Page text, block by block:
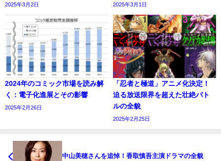
2025年3月2日 2025年3月1日
2024年のコミック市場を読み解
く：電子化進展とその影響
2025年2月26日
「忍者と極道」アニメ化決定！
迫る放送限界を超えた壮絶バト
ルの全貌
2025年2月25日
中山美穂さんを追悼！香取慎吾主演ドラマの全貌